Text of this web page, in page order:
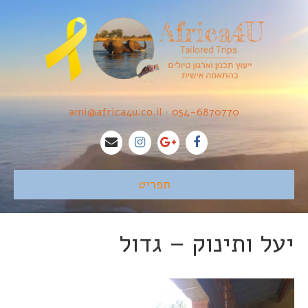
054-6870770
•
ami@africa4u.co.il
תפריט
יעל ותינוק – גדול